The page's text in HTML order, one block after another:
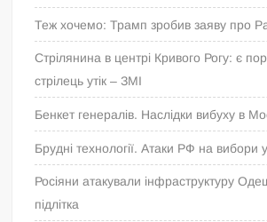
Теж хочемо: Трамп зробив заяву про
Стрілянина в центрі Кривого Рогу: є
стрілець утік – ЗМІ
Бенкет генералів. Наслідки вибуху в
Брудні технології. Атаки РФ на вибори
Росіяни атакували інфраструктуру
підлітка